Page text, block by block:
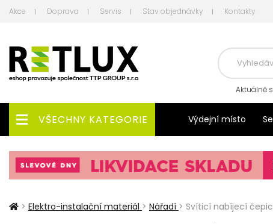
Akce Doprava Servis Stav objednávky Kontakty
Aktuálně
VŠECHNY KATEGORIE Výdejní místo
> Elektro-instalační materiál > Nářadí > Svíticí nabíjecí čepice